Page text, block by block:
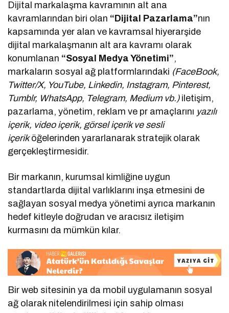
Dijital markalaşma kavramının alt ana
kavramlarından biri olan “Dijital Pazarlama”nın
kapsamında yer alan ve kavramsal hiyerarşide
dijital markalaşmanın alt ara kavramı olarak
konumlanan “Sosyal Medya Yönetimi”,
markaların sosyal ağ platformlarındaki (FaceBook,
Twitter/X, YouTube, Linkedin, Instagram, Pinterest,
Tumblr, WhatsApp, Telegram, Medium vb.) iletişim,
pazarlama, yönetim, reklam ve pr amaçlarını yazılı
içerik, video içerik, görsel içerik ve sesli
içeriköğelerinden yararlanarak stratejik olarak
gerçekleştirmesidir.
Bir markanın, kurumsal kimliğine uygun
standartlarda dijital varlıklarını inşa etmesini de
sağlayan sosyal medya yönetimi ayrıca markanın
hedef kitleyle doğrudan ve aracısız iletişim
kurmasını da mümkün kılar.
Bir web sitesinin ya da mobil uygulamanın sosyal
ağ olarak nitelendirilmesi için sahip olması